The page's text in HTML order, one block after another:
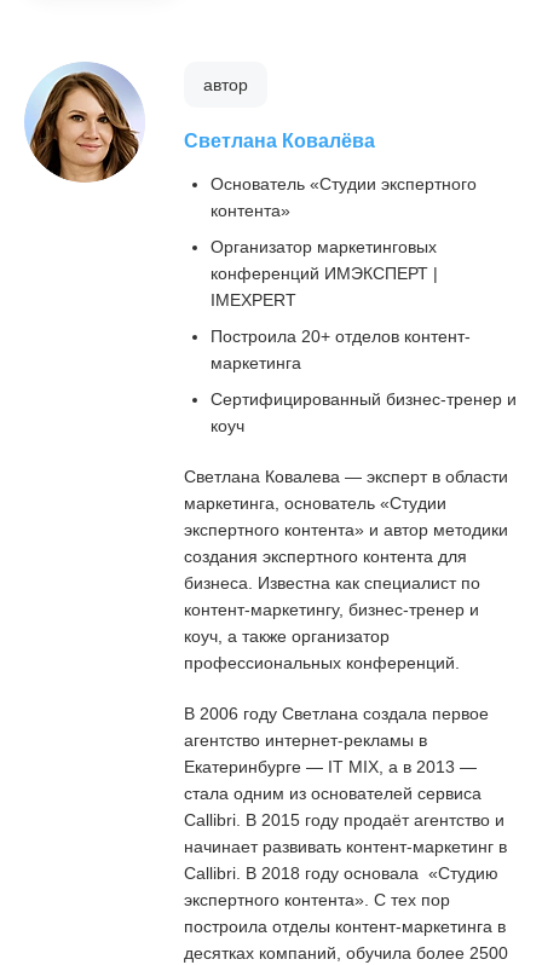
автор
Светлана Ковалёва
Основатель «Студии экспертного
контента»
Организатор маркетинговых
конференций ИМЭКСПЕРТ |
IMEXPERT
Построила 20+ отделов контент-
маркетинга
Сертифицированный бизнес-тренер и
коуч
Светлана Ковалева — эксперт в области
маркетинга, основатель «Студии
экспертного контента» и автор методики
создания экспертного контента для
бизнеса. Известна как специалист по
контент-маркетингу, бизнес-тренер и
коуч, а также организатор
профессиональных конференций.
В 2006 году Светлана создала первое
агентство интернет-рекламы в
Екатеринбурге — IT MIX, а в 2013 —
стала одним из основателей сервиса
Callibri. В 2015 году продаёт агентство и
начинает развивать контент-маркетинг в
Callibri. В 2018 году основала «Студию
экспертного контента». С тех пор
построила отделы контент-маркетинга в
десятках компаний, обучила более 2500